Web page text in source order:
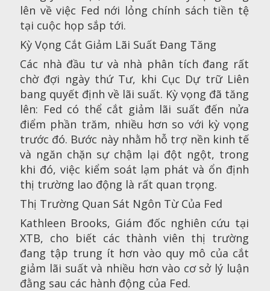
lên về việc Fed nới lỏng chính sách tiền tệ
tại cuộc họp sắp tới.
Kỳ Vọng Cắt Giảm Lãi Suất Đang Tăng
Các nhà đầu tư và nhà phân tích đang rất
chờ đợi ngày thứ Tư, khi Cục Dự trữ Liên
bang quyết định về lãi suất. Kỳ vọng đã tăng
lên: Fed có thể cắt giảm lãi suất đến nửa
điểm phần trăm, nhiều hơn so với kỳ vọng
trước đó. Bước này nhằm hỗ trợ nền kinh tế
và ngăn chặn sự chậm lại đột ngột, trong
khi đó, việc kiểm soát lạm phát và ổn định
thị trường lao động là rất quan trọng.
Thị Trường Quan Sát Ngôn Từ Của Fed
Kathleen Brooks, Giám đốc nghiên cứu tại
XTB, cho biết các thành viên thị trường
đang tập trung ít hơn vào quy mô của cắt
giảm lãi suất và nhiều hơn vào cơ sở lý luận
đằng sau các hành động của Fed.